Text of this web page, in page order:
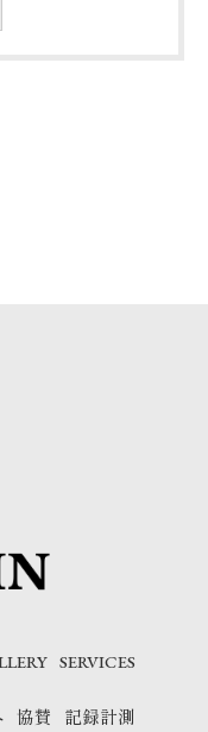
SERVICES
協賛 記録計測